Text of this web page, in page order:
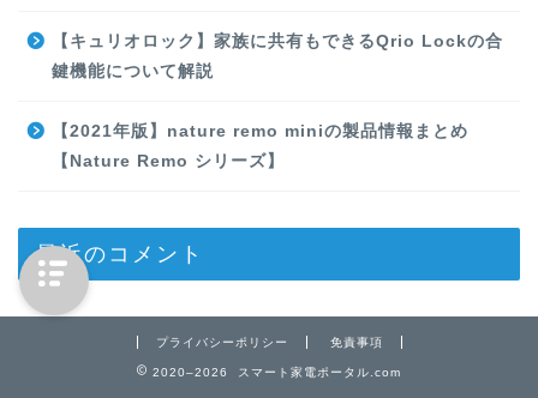
【キュリオロック】家族に共有もできるQrio Lockの合
鍵機能について解説
【2021年版】nature remo miniの製品情報まとめ
【Nature Remo シリーズ】
最近のコメント
プライバシーポリシー 免責事項
2020–2026 スマート家電ポータル.com